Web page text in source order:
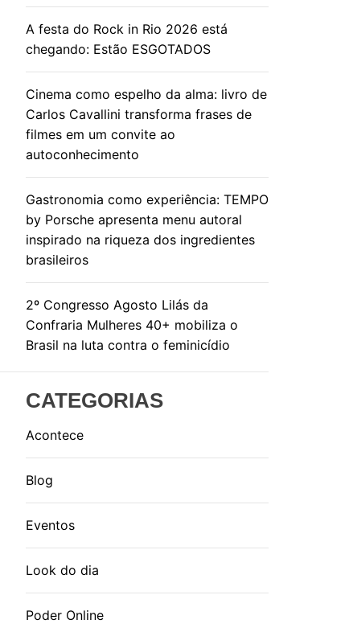
A festa do Rock in Rio 2026 está
chegando: Estão ESGOTADOS
Cinema como espelho da alma: livro de
Carlos Cavallini transforma frases de
filmes em um convite ao
autoconhecimento
Gastronomia como experiência: TEMPO
by Porsche apresenta menu autoral
inspirado na riqueza dos ingredientes
brasileiros
2º Congresso Agosto Lilás da
Confraria Mulheres 40+ mobiliza o
Brasil na luta contra o feminicídio
CATEGORIAS
Acontece
Blog
Eventos
Look do dia
Poder Online